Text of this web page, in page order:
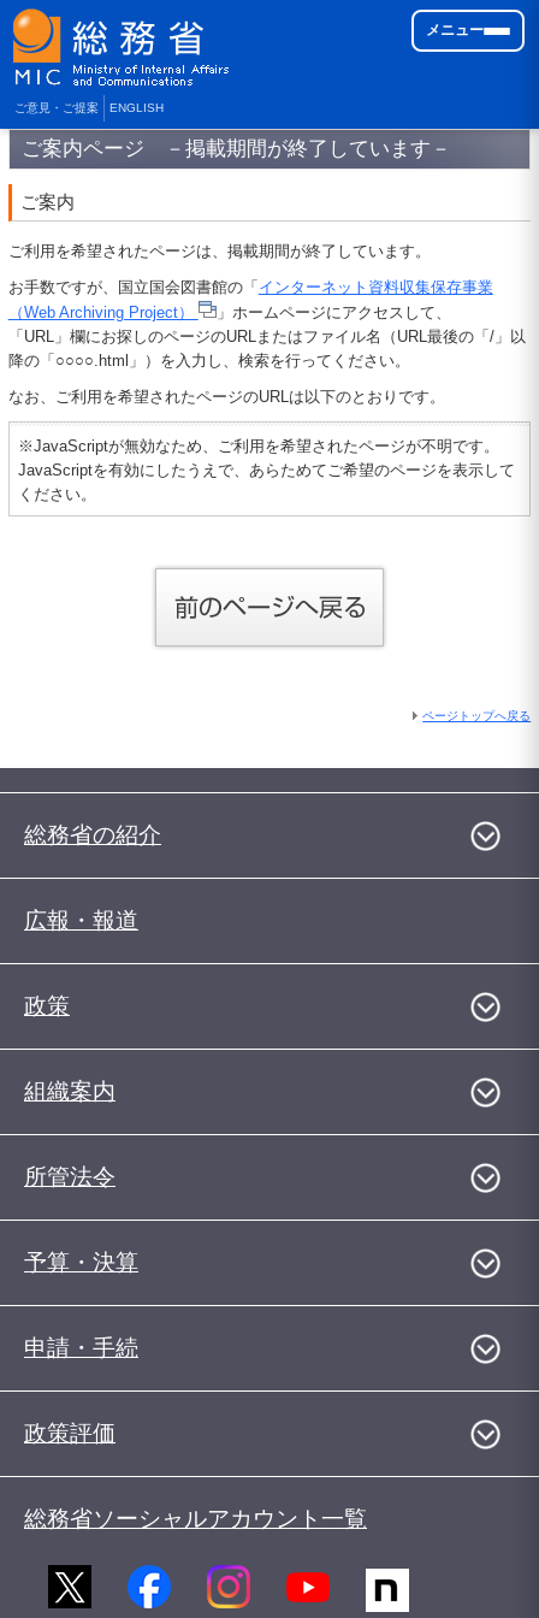
ご意見・ご提案 ENGLISH
メニュー
ご案内ページ －掲載期間が終了しています－
ご案内
ご利用を希望されたページは、掲載期間が終了しています。
お手数ですが、国立国会図書館の「 インターネット資料収集保存事業
（Web Archiving Project）
」ホームページにアクセスして、
「URL」欄にお探しのページのURLまたはファイル名（URL最後の「/」以
降の「○○○○.html」）を入力し、検索を行ってください。
なお、ご利用を希望されたページのURLは以下のとおりです。
※JavaScriptが無効なため、ご利用を希望されたページが不明です。
JavaScriptを有効にしたうえで、あらためてご希望のページを表示して
ください。
ページトップへ戻る
総務省の紹介
広報・報道
政策
組織案内
所管法令
予算・決算
申請・手続
政策評価
総務省ソーシャルアカウント一覧